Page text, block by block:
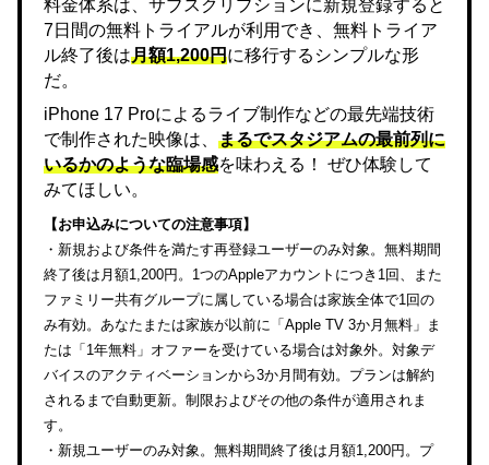
料金体系は、サブスクリプションに新規登録すると
7日間の無料トライアルが利用でき、無料トライア
ル終了後は月額1,200円に移行するシンプルな形
だ。
iPhone 17 Proによるライブ制作などの最先端技術
で制作された映像は、 まるでスタジアムの最前列に
いるかのような臨場感を味わえる！ ぜひ体験して
みてほしい。
【お申込みについての注意事項】
・新規および条件を満たす再登録ユーザーのみ対象。無料期間
終了後は月額1,200円。1つのAppleアカウントにつき1回、また
ファミリー共有グループに属している場合は家族全体で1回の
み有効。あなたまたは家族が以前に「Apple TV 3か月無料」ま
たは「1年無料」オファーを受けている場合は対象外。対象デ
バイスのアクティベーションから3か月間有効。プランは解約
されるまで自動更新。制限およびその他の条件が適用されま
す。
・新規ユーザーのみ対象。無料期間終了後は月額1,200円。プ